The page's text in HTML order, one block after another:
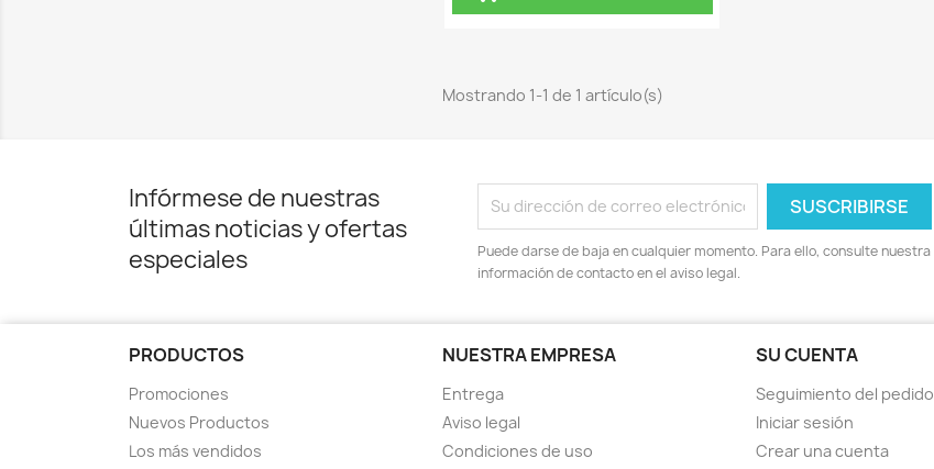
Mostrando 1-1 de 1 artículo(s)
Infórmese de nuestras
últimas noticias y ofertas
especiales
Puede darse de baja en cualquier momento. Para ello, consulte nuestra
información de contacto en el aviso legal.
PRODUCTOS
Promociones
Nuevos Productos
Los más vendidos
NUESTRA EMPRESA
Entrega
Aviso legal
Condiciones de uso
SU CUENTA
Seguimiento del pedido
Iniciar sesión
Crear una cuenta